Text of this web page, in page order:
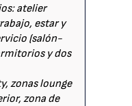
atelier
estar y
(salón-
y dos
zonas lounge
zona de